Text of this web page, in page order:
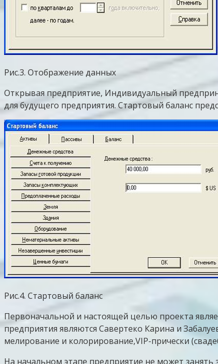
Рис.3. Отображение данных
Открывая предприятие, Индивидуальный
для будущего предприятия. Стартовый баланс
Рис.4. Стартовый баланс
Первоначальной и настоящей целью проекта
предприятия являются Савертеко Карина и
мелирование и колорирование,VIP-прически
На начальном этапе предприятие не может